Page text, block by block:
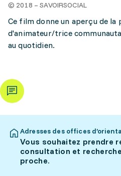
© 2018 – SAVOIRSOCIAL
Ce film donne un aperçu de la
d'animateur/trice
au quotidien.
Adresses des offices
Vous souhaitez prendre
consultation et
proche.